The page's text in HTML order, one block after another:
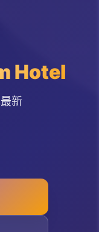
Hotel
新